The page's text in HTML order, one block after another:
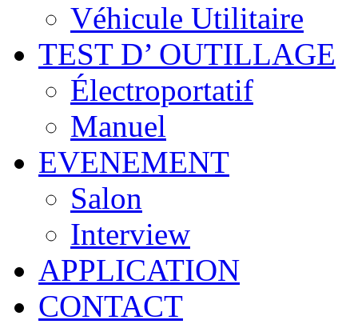
Véhicule Utilitaire
TEST D’ OUTILLAGE
Électroportatif
Manuel
EVENEMENT
Salon
Interview
APPLICATION
CONTACT